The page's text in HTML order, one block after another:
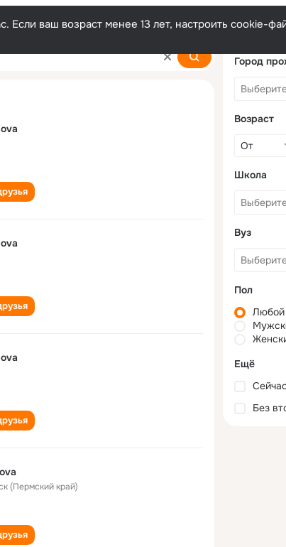
ваш возраст менее 13 лет, настроить cookie-
(Пермский край)
Город
Возраст
Школа
Вуз
Пол
Любой
Ещё
Без